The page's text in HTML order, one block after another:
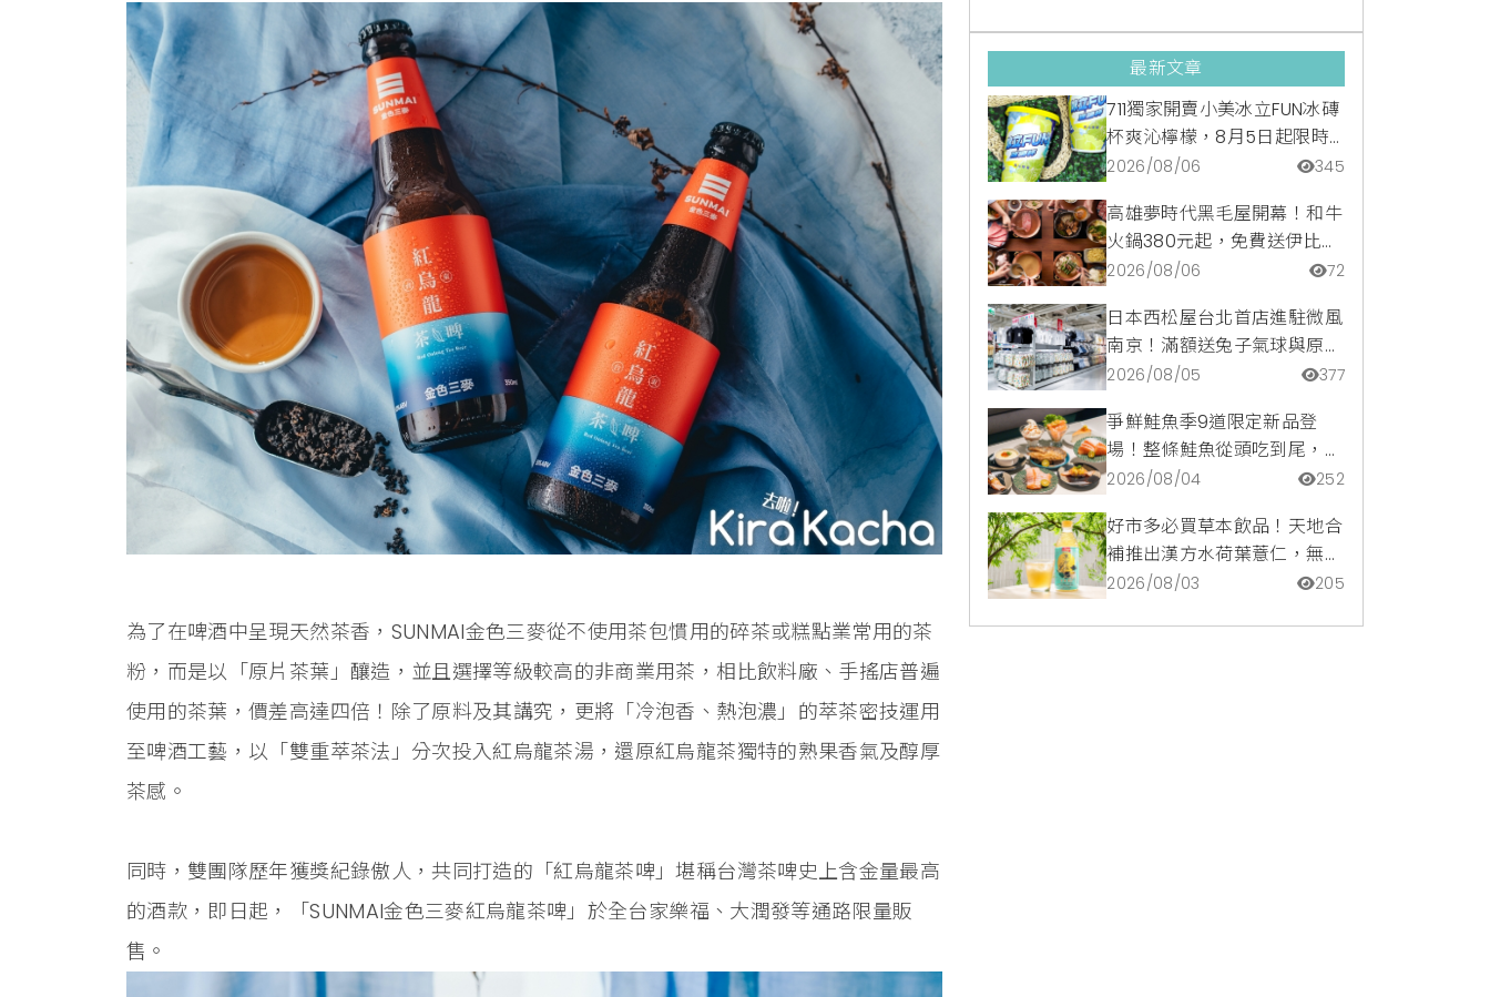
為了在啤酒中呈現天然茶香，SUNMAI金色三麥從不使用茶包慣用的碎茶或糕點業常用的茶
粉，而是以「原片茶葉」釀造，並且選擇等級較高的非商業用茶，相比飲料廠、手搖店普遍
使用的茶葉，價差高達四倍！除了原料及其講究，更將「冷泡香、熱泡濃」的萃茶密技運用
至啤酒工藝，以「雙重萃茶法」分次投入紅烏龍茶湯，還原紅烏龍茶獨特的熟果香氣及醇厚
茶感。
同時，雙團隊歷年獲獎紀錄傲人，共同打造的「紅烏龍茶啤」堪稱台灣茶啤史上含金量最高
的酒款，即日起，「SUNMAI金色三麥紅烏龍茶啤」於全台家樂福、大潤發等通路限量販
售。
最新文章
711獨家開賣小美冰立FUN冰磚
杯爽沁檸檬，8月5日起限時
嚐鮮價39元特調咖啡氣泡水
2026/08/06 345
高雄夢時代黑毛屋開幕！和牛
火鍋380元起，免費送伊比利
豬再享青森蘋果冰淇淋加購
2026/08/06 72
日本西松屋台北首店進駐微風
南京！滿額送兔子氣球與原創
托特包，指定夏裝享8折優惠
2026/08/05 377
爭鮮鮭魚季9道限定新品登
場！整條鮭魚從頭吃到尾，鹹
甜鮭魚卵霜淇淋開吃，滿額再
2026/08/04 252
好市多必買草本飲品！天地合
補推出漢方水荷葉薏仁，無咖
啡因低卡路里輕鬆喝無負擔
2026/08/03 205